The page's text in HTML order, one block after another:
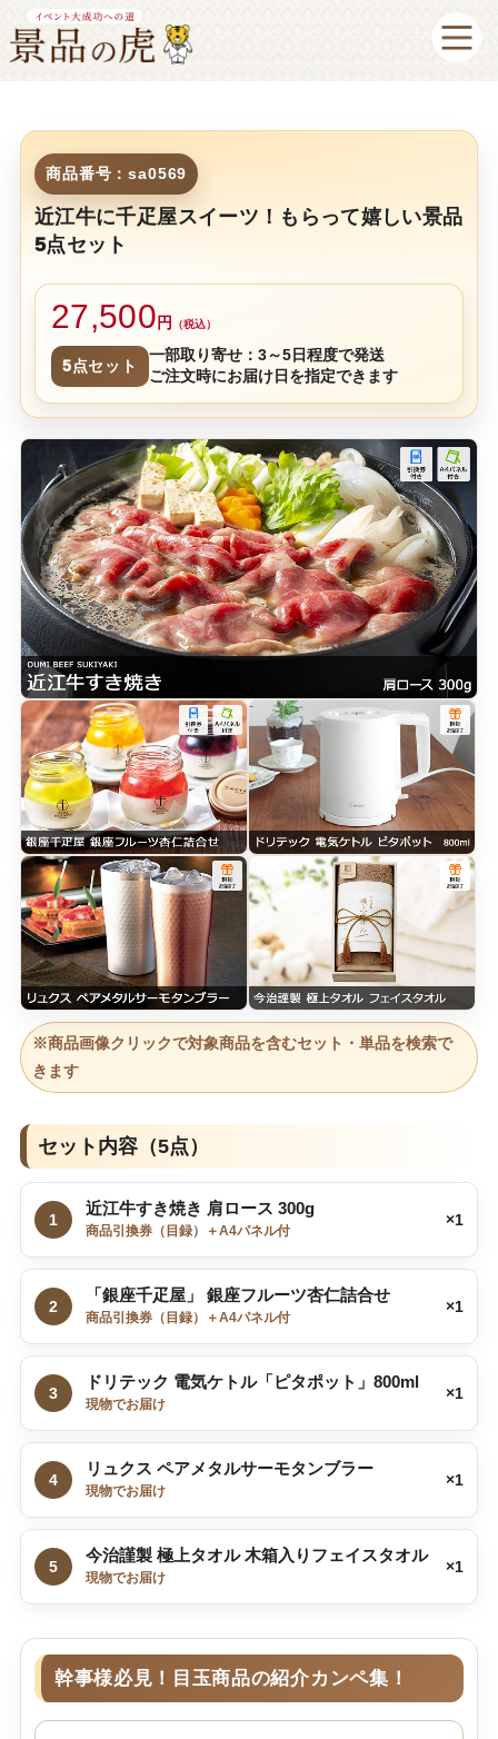
商品番号：sa0569
近江牛に千疋屋スイーツ！もらって嬉しい景品
5点セット
27,500 円 （税込）
5点セット
一部取り寄せ：3～5日程度で発送
ご注文時にお届け日を指定できます
※商品画像クリックで対象商品を含むセット・単品を検索で
きます
セット内容（5点）
1
近江牛すき焼き 肩ロース 300g
商品引換券（目録）＋A4パネル付
×1
2
「銀座千疋屋」 銀座フルーツ杏仁詰合せ
商品引換券（目録）＋A4パネル付
×1
3
ドリテック 電気ケトル「ピタポット」800ml
現物でお届け
×1
4
リュクス ペアメタルサーモタンブラー
現物でお届け
×1
5
今治謹製 極上タオル 木箱入りフェイスタオル
現物でお届け
×1
幹事様必見！目玉商品の紹介カンペ集！